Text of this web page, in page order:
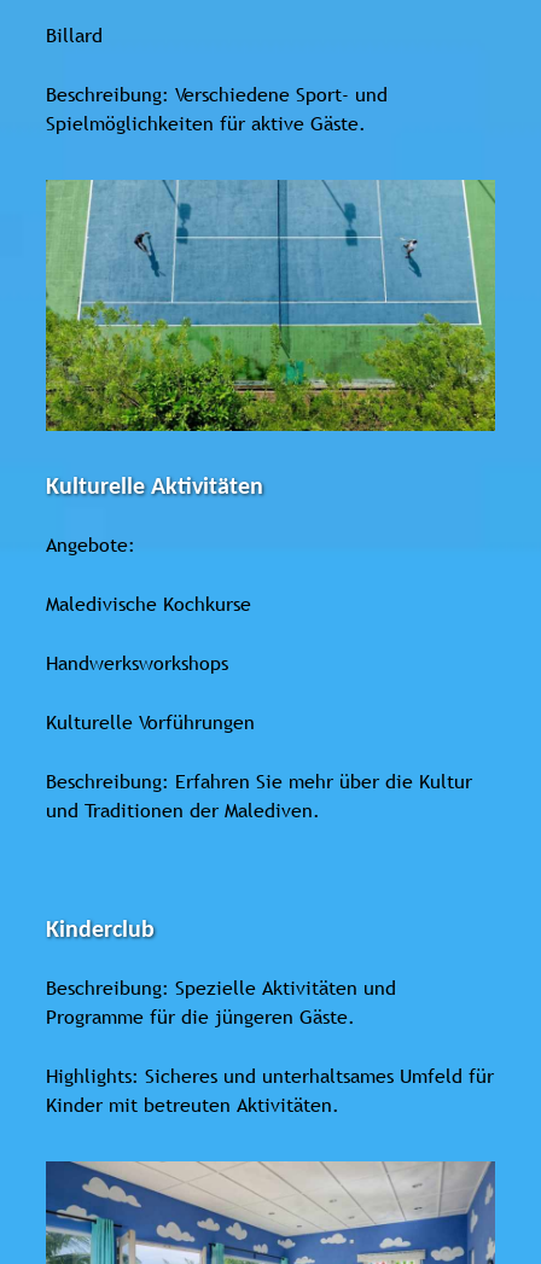
Billard
Beschreibung: Verschiedene Sport- und
Spielmöglichkeiten für aktive Gäste.
Kulturelle Aktivitäten
Angebote:
Maledivische Kochkurse
Handwerksworkshops
Kulturelle Vorführungen
Beschreibung: Erfahren Sie mehr über die Kultur
und Traditionen der Malediven.
Kinderclub
Beschreibung: Spezielle Aktivitäten und
Programme für die jüngeren Gäste.
Highlights: Sicheres und unterhaltsames Umfeld für
Kinder mit betreuten Aktivitäten.